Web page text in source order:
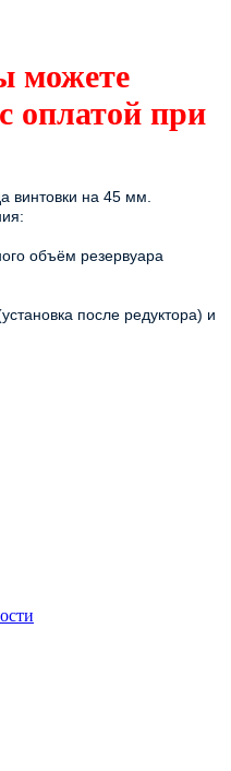
можете
оплатой при
винтовки на 45 мм.
объём резервуара
после редуктора) и